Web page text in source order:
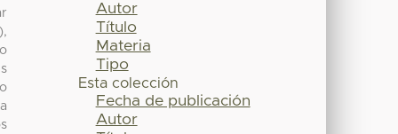
Autor
Título
Materia
Tipo
Esta colección
Fecha de publicación
Autor